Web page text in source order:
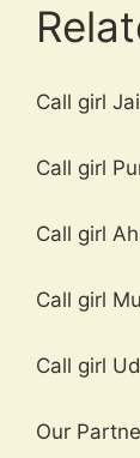
Call girl
Call girl
Call girl
Call girl
Call girl
Our